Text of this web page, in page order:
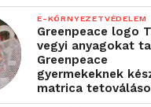
E-KÖRNYEZETVÉDELEM
Greenpeace logo
vegyi anyagokat
Greenpeace
gyermekeknek
matrica